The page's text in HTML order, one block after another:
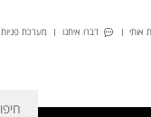
אותי דברו איתנו מערכת פניות